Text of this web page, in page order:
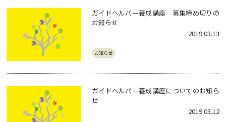
ガイドヘルパー養成講座 募集締め切りの
お知らせ
2019.03.13
お知らせ
ガイドヘルパー養成講座についてのお知ら
せ
2019.03.12